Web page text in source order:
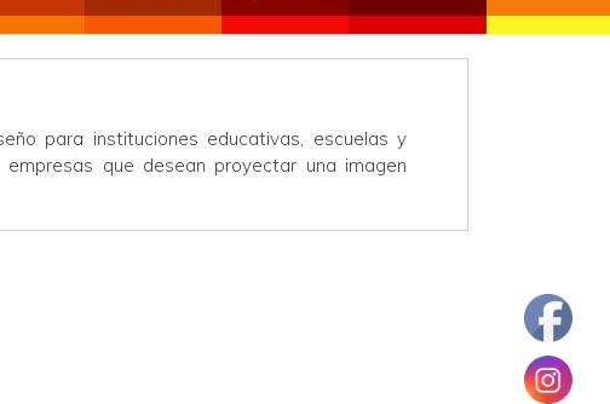
para instituciones educativas, escuelas y
que desean proyectar una imagen